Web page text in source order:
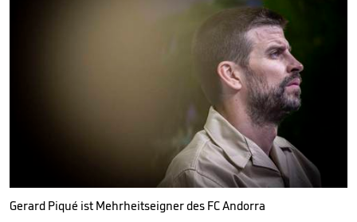
Gerard Piqué ist Mehrheitseigner des FC Andorra